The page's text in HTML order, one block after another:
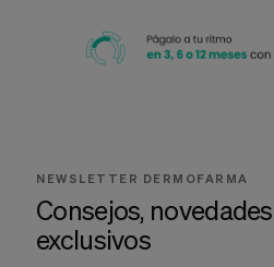
NEWSLETTER DERMOFARMA
Consejos,
exclusivos